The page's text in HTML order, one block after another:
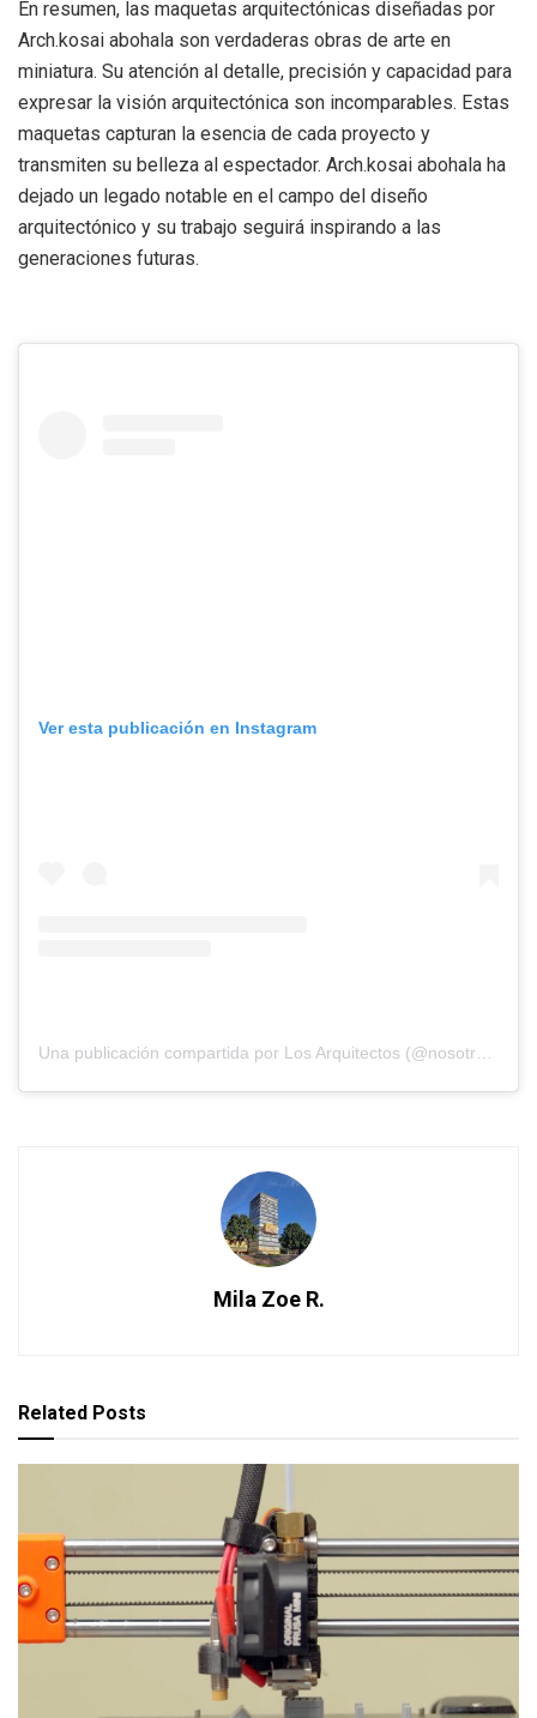
En resumen, las maquetas arquitectónicas diseñadas por
Arch.kosai abohala son verdaderas obras de arte en
miniatura. Su atención al detalle, precisión y capacidad para
expresar la visión arquitectónica son incomparables. Estas
maquetas capturan la esencia de cada proyecto y
transmiten su belleza al espectador. Arch.kosai abohala ha
dejado un legado notable en el campo del diseño
arquitectónico y su trabajo seguirá inspirando a las
generaciones futuras.
Ver esta publicación en Instagram
Mila Zoe R.
Related Posts